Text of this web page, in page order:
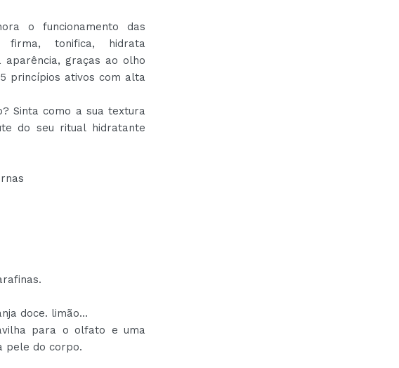
o funcionamento das
tonifica, hidrata
graças ao olho
princípios ativos com alta
Sinta como a sua textura
do seu ritual hidratante
doce. limão…
para o olfato e uma
pele do corpo.